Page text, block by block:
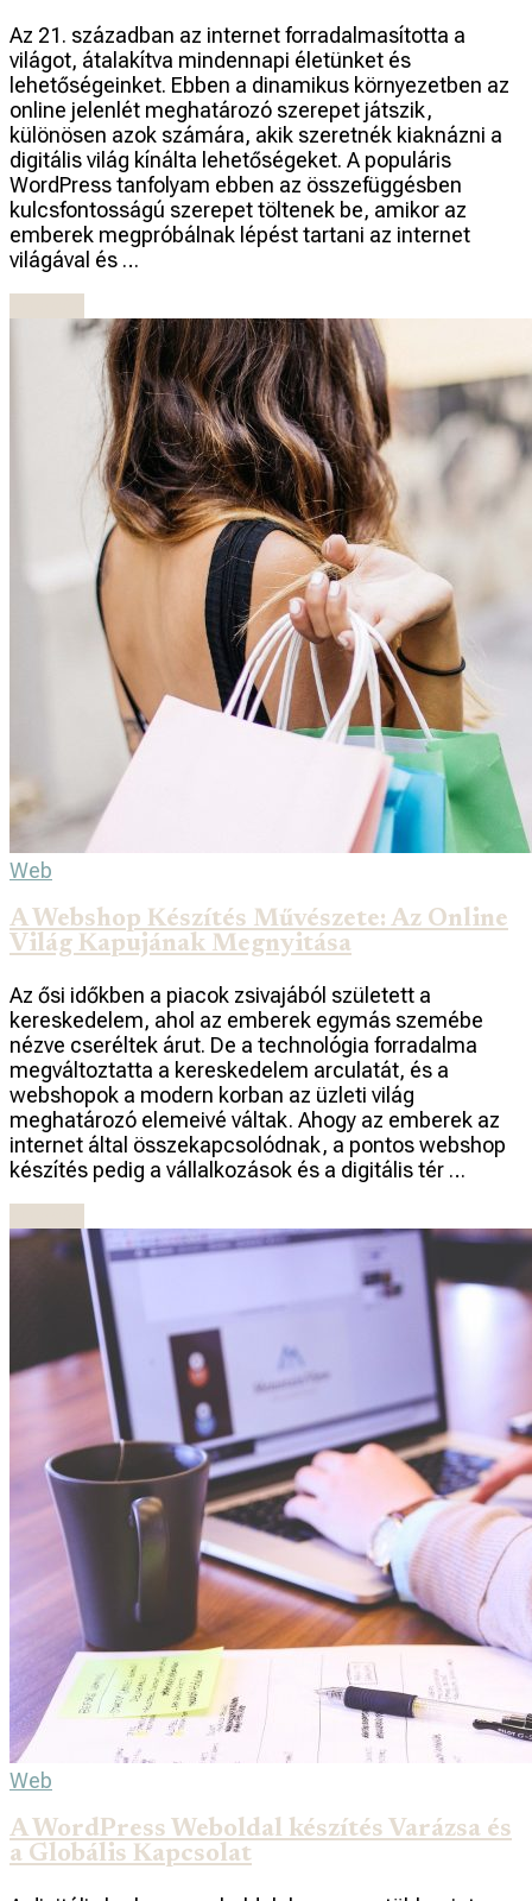
Az 21. században az internet forradalmasította a
világot, átalakítva mindennapi életünket és
lehetőségeinket. Ebben a dinamikus környezetben az
online jelenlét meghatározó szerepet játszik,
különösen azok számára, akik szeretnék kiaknázni a
digitális világ kínálta lehetőségeket. A populáris
WordPress tanfolyam ebben az összefüggésben
kulcsfontosságú szerepet töltenek be, amikor az
emberek megpróbálnak lépést tartani az internet
világával és …
Web
A Webshop Készítés Művészete: Az Online
Világ Kapujának Megnyitása
Az ősi időkben a piacok zsivajából született a
kereskedelem, ahol az emberek egymás szemébe
nézve cseréltek árut. De a technológia forradalma
megváltoztatta a kereskedelem arculatát, és a
webshopok a modern korban az üzleti világ
meghatározó elemeivé váltak. Ahogy az emberek az
internet által összekapcsolódnak, a pontos webshop
készítés pedig a vállalkozások és a digitális tér …
Web
A WordPress Weboldal készítés Varázsa és
a Globális Kapcsolat